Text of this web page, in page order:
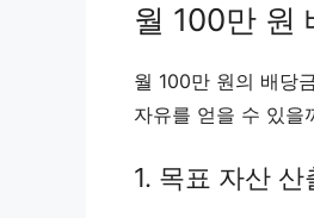
월 100만 원
월 100만 원의 배당
자유를 얻을 수 있을
1. 목표 자산